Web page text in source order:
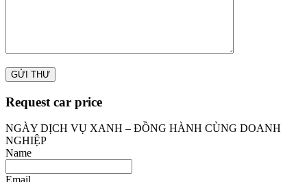
Request car price
NGÀY DỊCH VỤ XANH – ĐỒNG HÀNH CÙNG DOANH
NGHIỆP
Name